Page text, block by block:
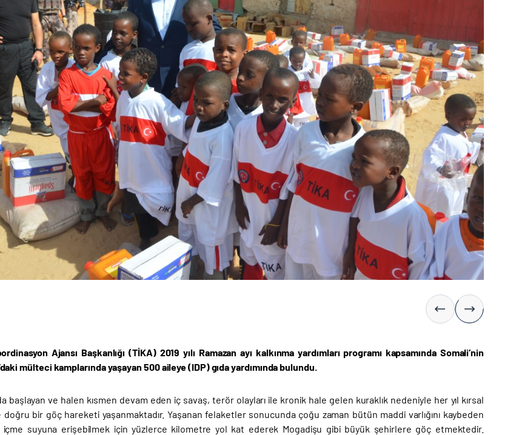
Ajansı Başkanlığı (TİKA) 2019 yılı Ramazan ayı kalkınma yardımları programı kapsamında Somali’nin
mülteci kamplarında yaşayan 500 aileye (IDP) gıda yardımında bulundu.
başlayan ve halen kısmen devam eden iç savaş, terör olayları ile kronik hale gelen kuraklık nedeniyle her yıl kırsal
bir göç hareketi yaşanmaktadır. Yaşanan felaketler sonucunda çoğu zaman bütün maddi varlığını kaybeden
içme suyuna erişebilmek için yüzlerce kilometre yol kat ederek Mogadişu gibi büyük şehirlere göç etmektedir.